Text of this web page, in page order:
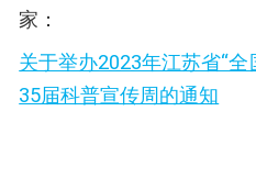
家：
关于举办2023年江苏省“
35届科普宣传周的通知